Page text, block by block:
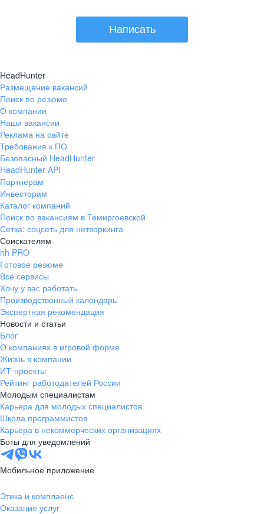
Написать
HeadHunter
Размещение вакансий
Поиск по резюме
О компании
Наши вакансии
Реклама на сайте
Требования к ПО
Безопасный HeadHunter
HeadHunter API
Партнерам
Инвесторам
Каталог компаний
Поиск по вакансиям в Темиргоевской
Сетка: соцсеть для нетворкинга
Соискателям
hh PRO
Готовое резюме
Все сервисы
Хочу у вас работать
Производственный календарь
Экспертная рекомендация
Новости и статьи
Блог
О компаниях в игровой форме
Жизнь в компании
ИТ-проекты
Рейтинг работодателей России
Молодым специалистам
Карьера для молодых специалистов
Школа программистов
Карьера в некоммерческих организациях
Боты для уведомлений
Мобильное приложение
Этика и комплаенс
Оказание услуг